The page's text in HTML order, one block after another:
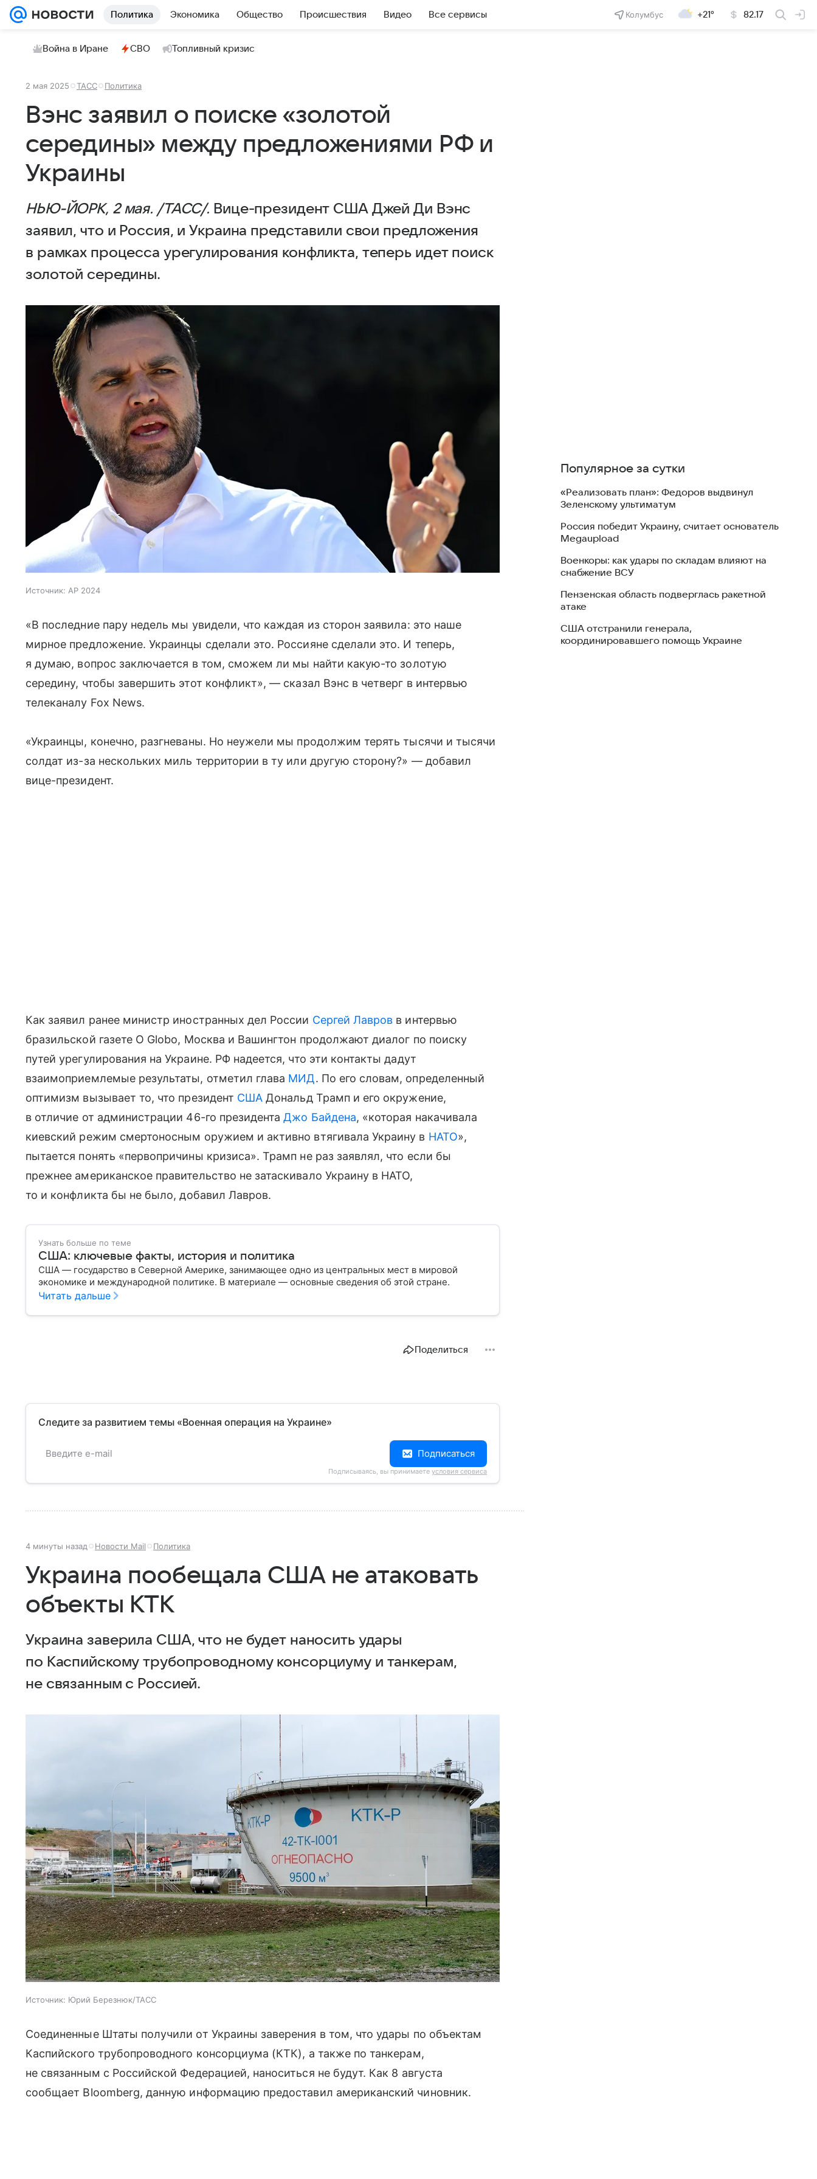
Политика Экономика Общество Происшествия Видео Все сервисы Колумбус +21° 82.17
Война в Иране СВО Топливный кризис
2 мая 2025 ТАСС Политика
Вэнс заявил о поиске «золотой
середины» между предложениями РФ и
Украины
НЬЮ-ЙОРК, 2 мая. /ТАСС/. Вице-президент США Джей Ди Вэнс
заявил, что и Россия, и Украина представили свои предложения
в рамках процесса урегулирования конфликта, теперь идет поиск
золотой середины.
Источник: AP 2024
«В последние пару недель мы увидели, что каждая из сторон заявила: это наше
мирное предложение. Украинцы сделали это. Россияне сделали это. И теперь,
я думаю, вопрос заключается в том, сможем ли мы найти какую-то золотую
середину, чтобы завершить этот конфликт», — сказал Вэнс в четверг в интервью
телеканалу Fox News.
«Украинцы, конечно, разгневаны. Но неужели мы продолжим терять тысячи и тысячи
солдат из-за нескольких миль территории в ту или другую сторону?» — добавил
вице-президент.
Как заявил ранее министр иностранных дел России Сергей Лавров в интервью
бразильской газете O Globo, Москва и Вашингтон продолжают диалог по поиску
путей урегулирования на Украине. РФ надеется, что эти контакты дадут
взаимоприемлемые результаты, отметил глава МИД. По его словам, определенный
оптимизм вызывает то, что президент США Дональд Трамп и его окружение,
в отличие от администрации 46-го президентаДжо Байдена, «которая накачивала
киевский режим смертоносным оружием и активно втягивала Украину в НАТО»,
пытается понять «первопричины кризиса». Трамп не раз заявлял, что если бы
прежнее американское правительство не затаскивало Украину в НАТО,
то и конфликта бы не было, добавил Лавров.
Узнать больше по теме
США: ключевые факты, история и политика
США — государство в Северной Америке, занимающее одно из центральных мест в мировой
экономике и международной политике. В материале — основные сведения об этой стране.
Читать дальше
Поделиться
Следите за развитием темы «Военная операция на Украине»
Подписаться
Подписываясь, вы принимаете условия сервиса
4 минуты назад Новости Mail Политика
Украина пообещала США не атаковать
объекты КТК
Украина заверила США, что не будет наносить удары
по Каспийскому трубопроводному консорциуму и танкерам,
не связанным с Россией.
Источник: Юрий Березнюк/ТАСС
Соединенные Штаты получили от Украины заверения в том, что удары по объектам
Каспийского трубопроводного консорциума (КТК), а также по танкерам,
не связанным с Российской Федерацией, наноситься не будут. Как 8 августа
сообщает Bloomberg, данную информацию предоставил американский чиновник.
Популярное за сутки
«Реализовать план»: Федоров выдвинул
Зеленскому ультиматум
Россия победит Украину, считает основатель
Megaupload
Военкоры: как удары по складам влияют на
снабжение ВСУ
Пензенская область подверглась ракетной
атаке
США отстранили генерала,
координировавшего помощь Украине